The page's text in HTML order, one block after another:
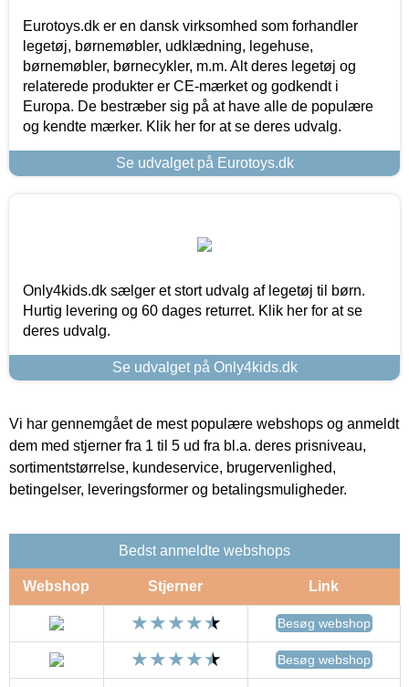
Eurotoys.dk er en dansk virksomhed som forhandler
legetøj, børnemøbler, udklædning, legehuse,
børnemøbler, børnecykler, m.m. Alt deres legetøj og
relaterede produkter er CE-mærket og godkendt i
Europa. De bestræber sig på at have alle de populære
og kendte mærker. Klik her for at se deres udvalg.
Se udvalget på Eurotoys.dk
Only4kids.dk sælger et stort udvalg af legetøj til børn.
Hurtig levering og 60 dages returret. Klik her for at se
deres udvalg.
Se udvalget på Only4kids.dk
Vi har gennemgået de mest populære webshops og anmeldt
dem med stjerner fra 1 til 5 ud fra bl.a. deres prisniveau,
sortimentstørrelse, kundeservice, brugervenlighed,
betingelser, leveringsformer og betalingsmuligheder.
Bedst anmeldte webshops
Webshop Stjerner Link
Besøg webshop
Besøg webshop